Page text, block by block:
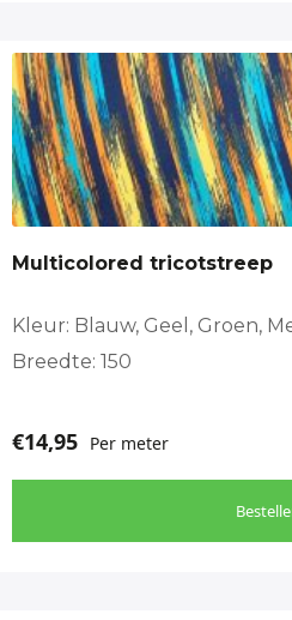
Multicolored tricotstreep
Kleur: Blauw, Geel, Groen,
Breedte: 150
€14,95 Per meter